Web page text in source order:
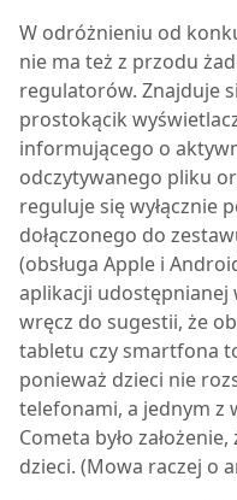
W odróżnieniu od
nie ma też z przodu
regulatorów. Znajduje
prostokącik
informującego o
odczytywanego pliku
reguluje się wyłącznie
dołączonego do
(obsługa Apple i
aplikacji udostępnianej
wręcz do sugestii, że
tabletu czy smartfona
ponieważ dzieci nie
telefonami, a jednym z
Cometa było
dzieci. (Mowa raczej o